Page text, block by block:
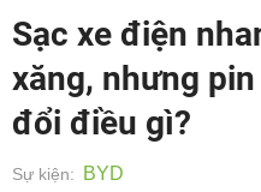
Sạc xe điện
xăng, nhưng
đổi điều gì?
Sự kiện: BYD